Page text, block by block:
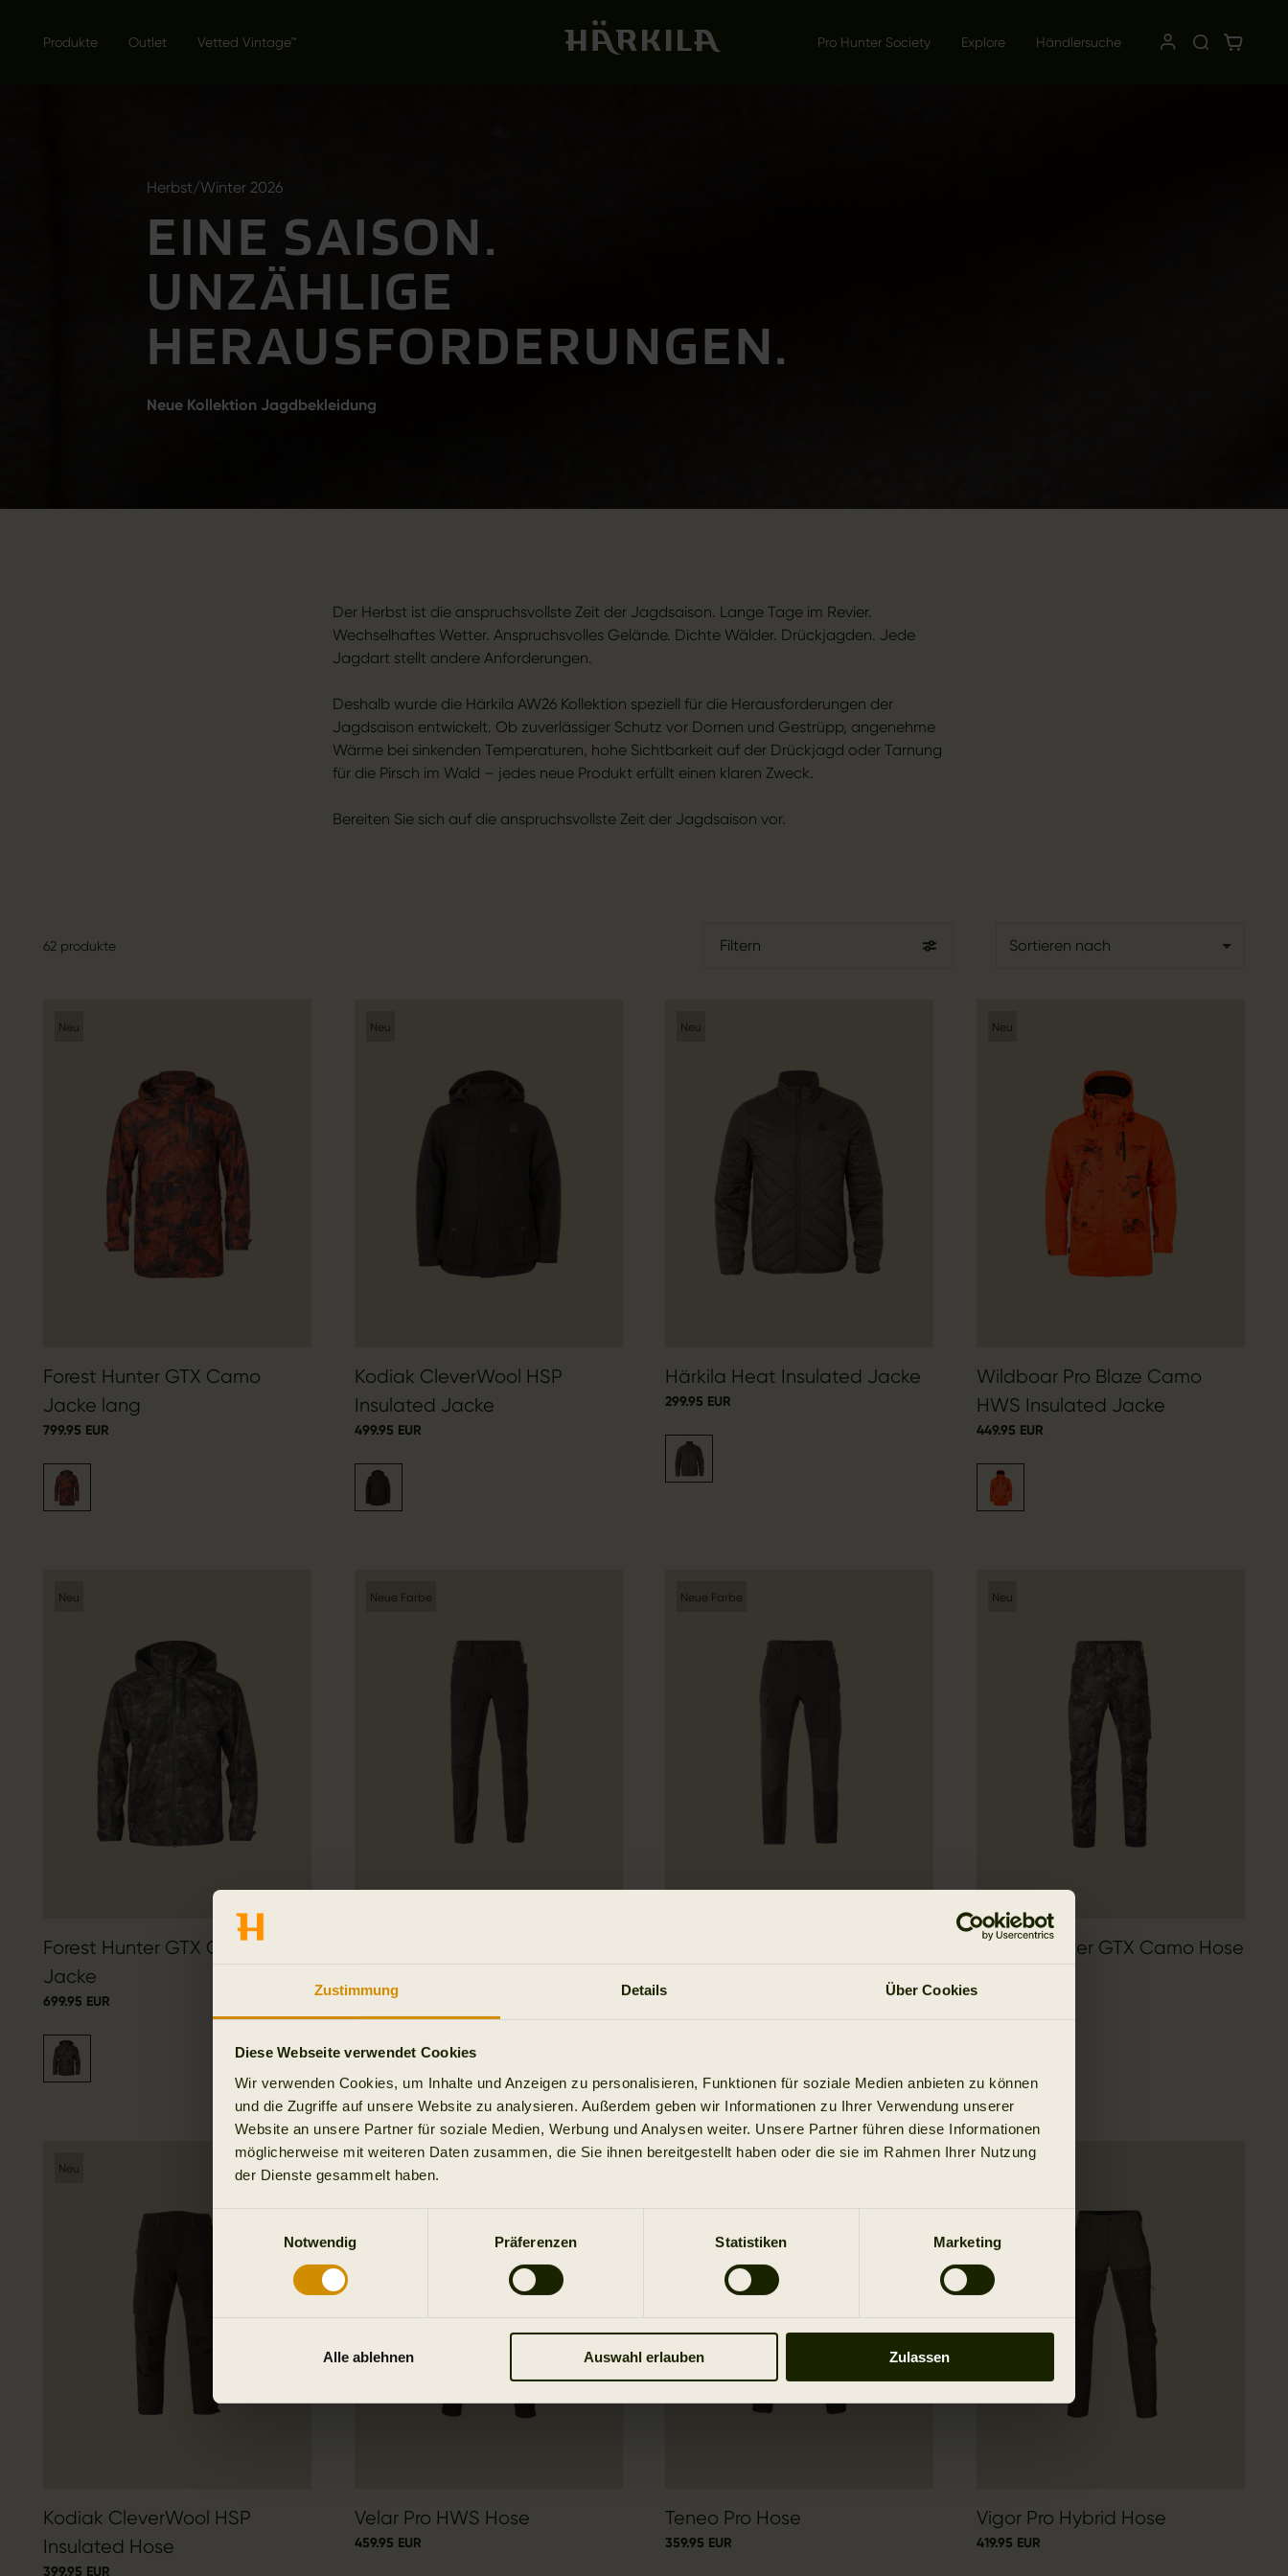
Zustimmung Details Über Cookies
Diese Webseite verwendet Cookies
Wir verwenden Cookies, um Inhalte und Anzeigen zu personalisieren, Funktionen für soziale Medien anbieten zu können
und die Zugriffe auf unsere Website zu analysieren. Außerdem geben wir Informationen zu Ihrer Verwendung unserer
Website an unsere Partner für soziale Medien, Werbung und Analysen weiter. Unsere Partner führen diese Informationen
möglicherweise mit weiteren Daten zusammen, die Sie ihnen bereitgestellt haben oder die sie im Rahmen Ihrer Nutzung
der Dienste gesammelt haben.
Notwendig
Präferenzen Statistiken Marketing
Alle ablehnen Auswahl erlauben Zulassen
Produkte Outlet Vetted Vintage™ Pro Hunter Society Explore Händlersuche
Herbst/Winter 2026
EINE SAISON.
UNZÄHLIGE
HERAUSFORDERUNGEN.
Neue Kollektion Jagdbekleidung
Der Herbst ist die anspruchsvollste Zeit der Jagdsaison. Lange Tage im Revier.
Wechselhaftes Wetter. Anspruchsvolles Gelände. Dichte Wälder. Drückjagden. Jede
Jagdart stellt andere Anforderungen.
Deshalb wurde die Härkila AW26 Kollektion speziell für die Herausforderungen der
Jagdsaison entwickelt. Ob zuverlässiger Schutz vor Dornen und Gestrüpp, angenehme
Wärme bei sinkenden Temperaturen, hohe Sichtbarkeit auf der Drückjagd oder Tarnung
für die Pirsch im Wald – jedes neue Produkt erfüllt einen klaren Zweck.
Bereiten Sie sich auf die anspruchsvollste Zeit der Jagdsaison vor.
62 produkte Filtern Sortieren nach
Neu
Forest Hunter GTX Camo
Jacke lang
799.95 EUR
Neu
Kodiak CleverWool HSP
Insulated Jacke
499.95 EUR
Neu
Härkila Heat Insulated Jacke
299.95 EUR
Neu
Wildboar Pro Blaze Camo
HWS Insulated Jacke
449.95 EUR
Neu
Forest Hunter GTX Camo
Jacke
699.95 EUR
Neue Farbe Neue Farbe Neu
Forest Hunter GTX Camo Hose
Neu
Kodiak CleverWool HSP
Insulated Hose
399.95 EUR
Neu
Velar Pro HWS Hose
459.95 EUR
Teneo Pro Hose
359.95 EUR
Vigor Pro Hybrid Hose
419.95 EUR